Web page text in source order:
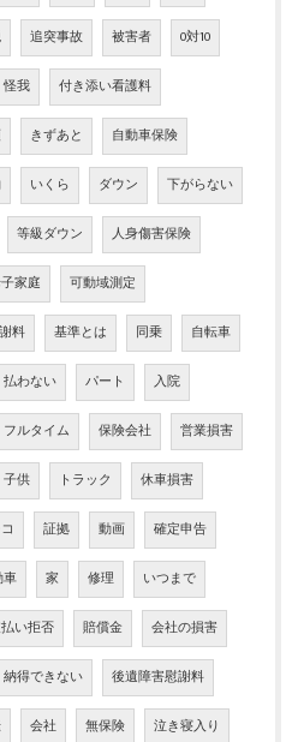
追突事故 被害者 0対10
怪我 付き添い看護料
きずあと 自動車保険
いくら ダウン 下がらない
等級ダウン 人身傷害保険
家庭 可動域測定
料 基準とは 同乗 自転車
払わない パート 入院
フルタイム 保険会社 営業損害
子供 トラック 休車損害
証拠 動画 確定申告
車 家 修理 いつまで
い拒否 賠償金 会社の損害
納得できない 後遺障害慰謝料
会社 無保険 泣き寝入り